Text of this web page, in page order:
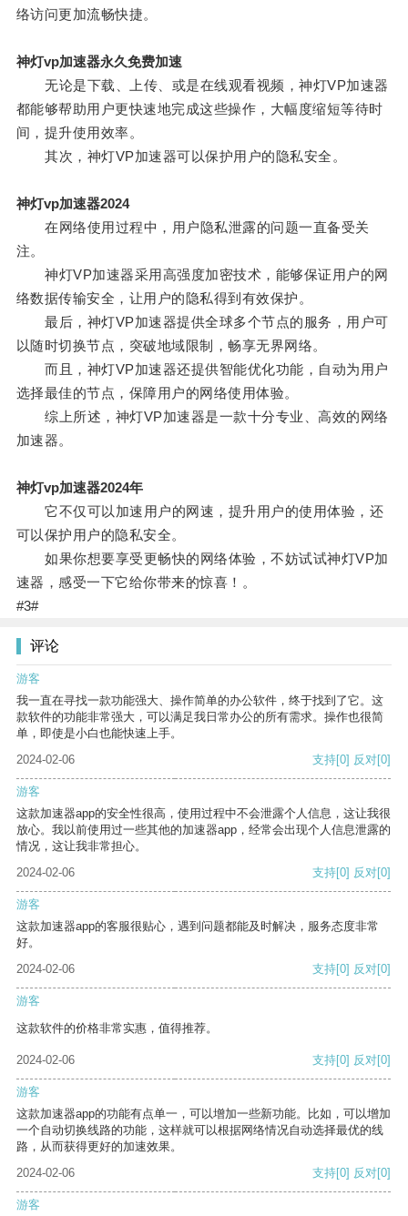
络访问更加流畅快捷。
神灯vp加速器永久免费加速
无论是下载、上传、或是在线观看视频，神灯VP加速器
都能够帮助用户更快速地完成这些操作，大幅度缩短等待时
间，提升使用效率。
其次，神灯VP加速器可以保护用户的隐私安全。
神灯vp加速器2024
在网络使用过程中，用户隐私泄露的问题一直备受关
注。
神灯VP加速器采用高强度加密技术，能够保证用户的网
络数据传输安全，让用户的隐私得到有效保护。
最后，神灯VP加速器提供全球多个节点的服务，用户可
以随时切换节点，突破地域限制，畅享无界网络。
而且，神灯VP加速器还提供智能优化功能，自动为用户
选择最佳的节点，保障用户的网络使用体验。
综上所述，神灯VP加速器是一款十分专业、高效的网络
加速器。
神灯vp加速器2024年
它不仅可以加速用户的网速，提升用户的使用体验，还
可以保护用户的隐私安全。
如果你想要享受更畅快的网络体验，不妨试试神灯VP加
速器，感受一下它给你带来的惊喜！。
#3#
评论
游客
我一直在寻找一款功能强大、操作简单的办公软件，终于找到了它。这
款软件的功能非常强大，可以满足我日常办公的所有需求。操作也很简
单，即使是小白也能快速上手。
2024-02-06
支持[0] 反对[0]
游客
这款加速器app的安全性很高，使用过程中不会泄露个人信息，这让我很
放心。我以前使用过一些其他的加速器app，经常会出现个人信息泄露的
情况，这让我非常担心。
2024-02-06
支持[0] 反对[0]
游客
这款加速器app的客服很贴心，遇到问题都能及时解决，服务态度非常
好。
2024-02-06
支持[0] 反对[0]
游客
这款软件的价格非常实惠，值得推荐。
2024-02-06 支持[0] 反对[0]
游客
这款加速器app的功能有点单一，可以增加一些新功能。比如，可以增加
一个自动切换线路的功能，这样就可以根据网络情况自动选择最优的线
路，从而获得更好的加速效果。
2024-02-06
支持[0] 反对[0]
游客